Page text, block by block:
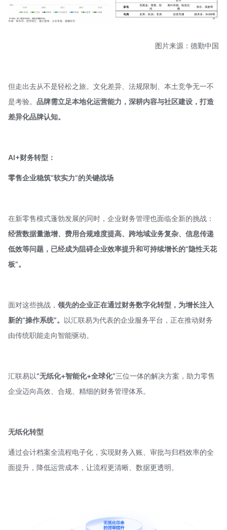
图片来源：德勤中国
但走出去从不是轻松之旅。文化差异、法规限制、本土竞争无一不
是考验。 品牌需立足本地化运营能力，深耕内容与社区建设，打造
差异化品牌认知。
AI+财务转型：
零售企业稳筑“软实力”的关键战场
在新零售模式蓬勃发展的同时，企业财务管理也面临全新的挑战：
经营数据量激增、费用合规难度提高、跨地域业务复杂、信息传递
低效等问题，已经成为阻碍企业效率提升和可持续增长的“隐性天花
板”。
面对这些挑战， 领先的企业正在通过财务数字化转型，为增长注入
新的“操作系统”。 以汇联易为代表的企业服务平台，正在推动财务
由传统职能走向智能驱动。
汇联易以“无纸化+智能化+全球化”三位一体的解决方案，助力零售
企业迈向高效、合规、精细的财务管理体系。
无纸化转型
通过会计档案全流程电子化，实现财务入账、审批与归档效率的全
面提升，降低运营成本，让流程更清晰、数据更透明。